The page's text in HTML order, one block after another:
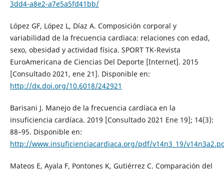
3dd4-a8e2-a7e5a5fd41bb/
López GF, López L, Díaz A. Composición corporal y
variabilidad de la frecuencia cardiaca: relaciones con edad,
sexo, obesidad y actividad física. SPORT TK-Revista
EuroAmericana de Ciencias Del Deporte [Internet]. 2015
[Consultado 2021, ene 21]. Disponible en:
http://dx.doi.org/10.6018/242921
Barisani J. Manejo de la frecuencia cardíaca en la
insuficiencia cardíaca. 2019 [Consultado 2021 Ene 19]; 14(3):
88–95. Disponible en:
http://www.insuficienciacardiaca.org/pdf/v14n3_19/
Mateos E, Ayala F, Pontones K, Gutiérrez C. Comparación del